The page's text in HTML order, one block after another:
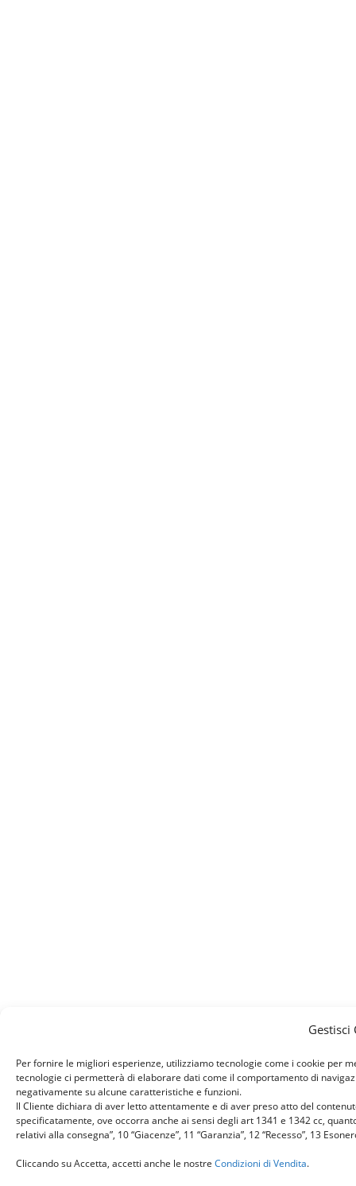
Gestisci
Per fornire le migliori esperienze, utilizziamo tecnologie come i cookie per
tecnologie ci permetterà di elaborare dati come il comportamento di
negativamente su alcune caratteristiche e funzioni.
Il Cliente dichiara di aver letto attentamente e di aver preso atto del
specificatamente, ove occorra anche ai sensi degli art 1341 e 1342 cc,
relativi alla consegna”, 10 “Giacenze”, 11 “Garanzia”, 12 “Recesso”, 13
Cliccando su Accetta, accetti anche le nostre Condizioni di Vendita.